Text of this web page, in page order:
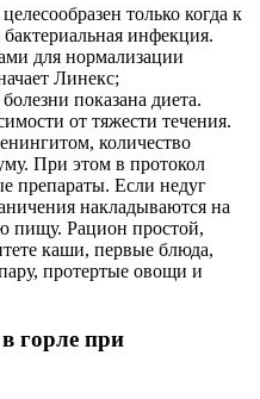
только когда к
инфекция.
для нормализации
Линекс;
показана диета.
от тяжести течения.
количество
При этом в протокол
препараты. Если недуг
накладываются на
пищу. Рацион простой,
каши, первые блюда,
протертые овощи и
горле при